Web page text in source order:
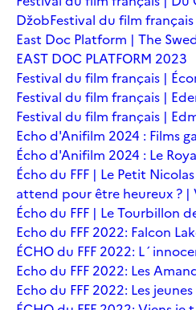
DžobFestival du film français
East Doc Platform | The
EAST DOC PLATFORM 2023
Festival du film français |
Festival du film français |
Festival du film français |
Echo d'Anifilm 2024 : Films
Écho d'Anifilm 2024 : Le
Écho du FFF | Le Petit
attend pour être heureux ? |
Écho du FFF | Le Tourbillon
Echo du FFF 2022: Falcon
ÉCHO du FFF 2022:
Echo du FFF 2022: Les
Echo du FFF 2022: Les